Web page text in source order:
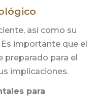
así como su
importante que el
para el
implicaciones.
para